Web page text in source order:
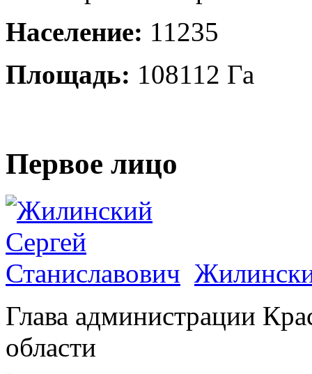
Население: 11235
Площадь: 108112 Га
Первое лицо
Глава администрации
области